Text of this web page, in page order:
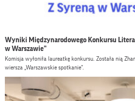
Wyniki Międzynarodowego Konkursu
w Warszawie”
Komisja wyłoniła laureatkę konkursu. Została nią
wiersza „Warszawskie spotkanie”.